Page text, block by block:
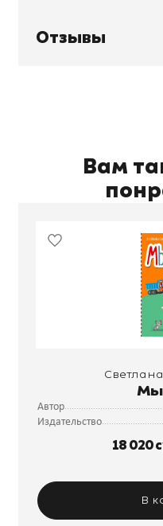
Отзывы
Вам
Автор
Издательство
18 020
В